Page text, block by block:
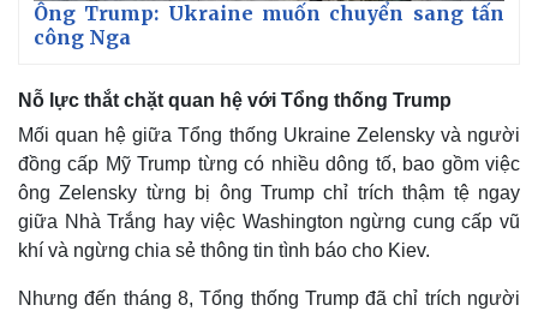
Ông Trump: Ukraine muốn chuyển sang tấn
công Nga
Nỗ lực thắt chặt quan hệ với Tổng thống Trump
Mối quan hệ giữa Tổng thống Ukraine Zelensky và người
đồng cấp Mỹ Trump từng có nhiều dông tố, bao gồm việc
ông Zelensky từng bị ông Trump chỉ trích thậm tệ ngay
giữa Nhà Trắng hay việc Washington ngừng cung cấp vũ
khí và ngừng chia sẻ thông tin tình báo cho Kiev.
Nhưng đến tháng 8, Tổng thống Trump đã chỉ trích người